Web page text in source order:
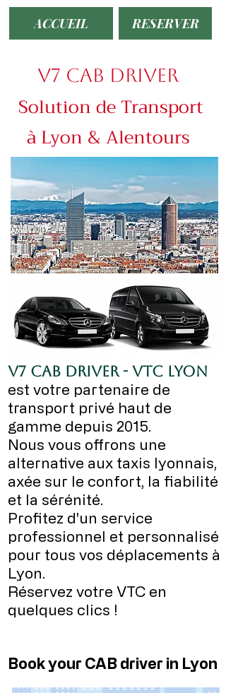
ACCUEIL RESERVER
V7 CAB DRIVER
Solution de Transport
à Lyon & Alentours
V7 CAB DRIVER - VTC LYON
est votre partenaire de
transport privé haut de
gamme depuis 2015.
Nous vous offrons une
alternative aux taxis lyonnais,
axée sur le confort, la fiabilité
et la sérénité.
Profitez d'un service
professionnel et personnalisé
pour tous vos déplacements à
Lyon.
Réservez votre VTC en
quelques clics !
Book your CAB driver in Lyon